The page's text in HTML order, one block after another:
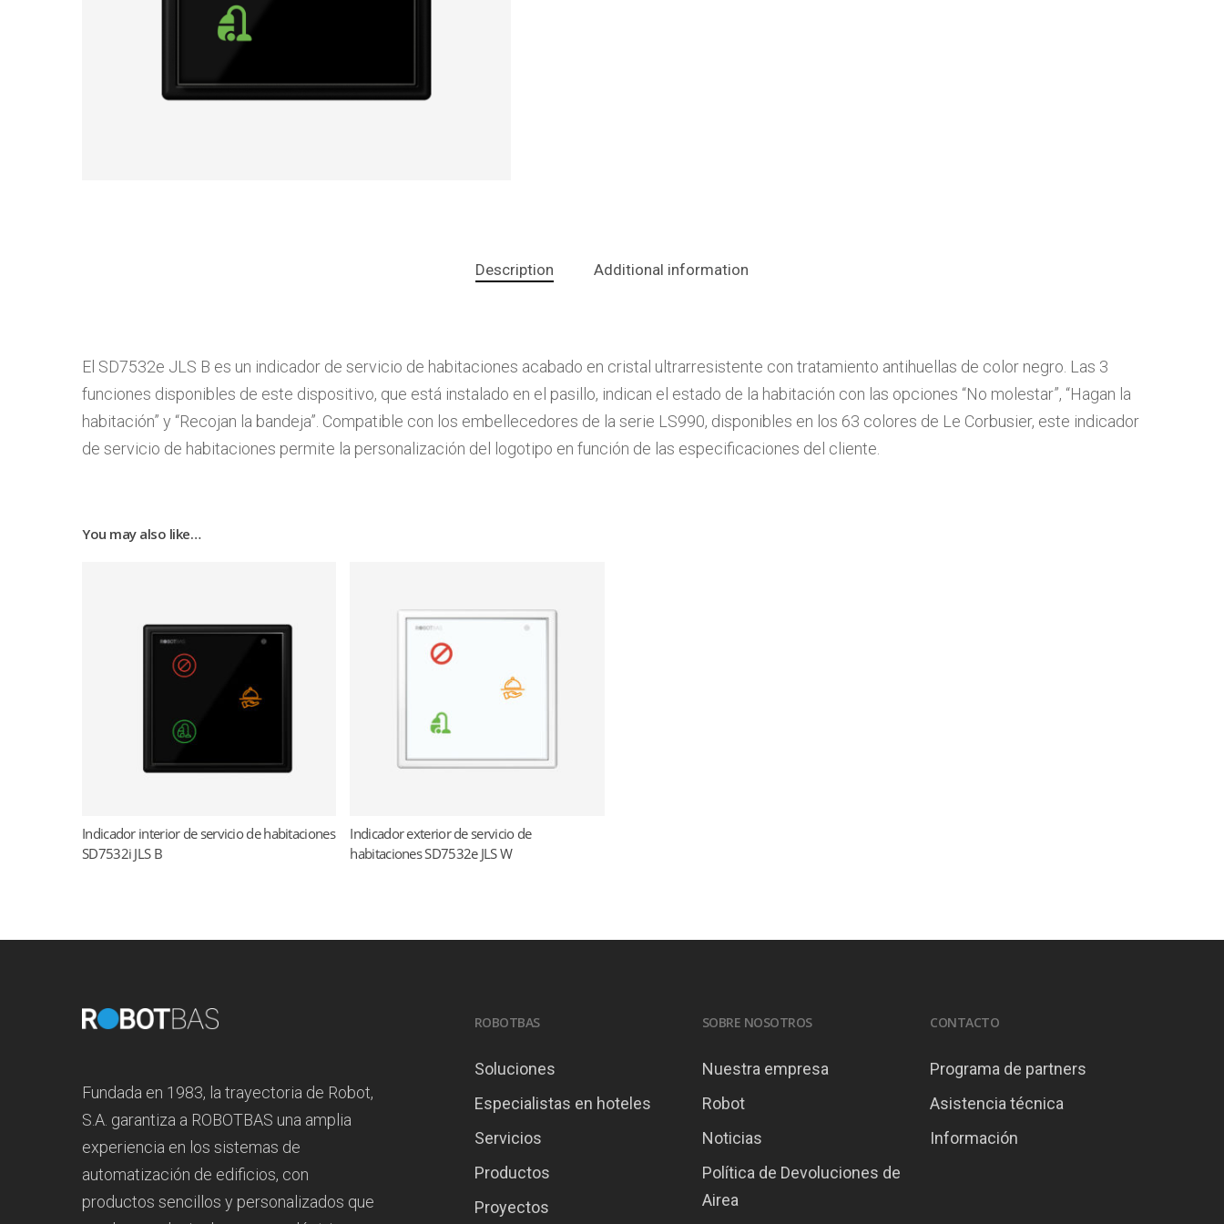
Description Additional information
El SD7532e JLS B es un indicador de servicio de habitaciones acabado en cristal ultrarresistente con tratamiento antihuellas de color negro. Las 3
funciones disponibles de este dispositivo, que está instalado en el pasillo, indican el estado de la habitación con las opciones “No molestar”, “Hagan la
habitación” y “Recojan la bandeja”. Compatible con los embellecedores de la serie LS990, disponibles en los 63 colores de Le Corbusier, este indicador
de servicio de habitaciones permite la personalización del logotipo en función de las especificaciones del cliente.
You may also like…
Read more
Indicador interior de servicio de habitaciones
SD7532i JLS B
Read more
Indicador exterior de servicio de
habitaciones SD7532e JLS W
Fundada en 1983, la trayectoria de Robot,
S.A. garantiza a ROBOTBAS una amplia
experiencia en los sistemas de
automatización de edificios, con
productos sencillos y personalizados que
ROBOTBAS
Soluciones
Especialistas en hoteles
Servicios
Productos
Proyectos
SOBRE NOSOTROS
Nuestra empresa
Robot
Noticias
Política de Devoluciones de
Airea
CONTACTO
Programa de partners
Asistencia técnica
Información